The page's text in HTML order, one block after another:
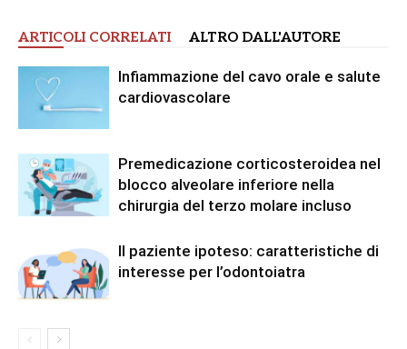
ARTICOLI CORRELATI ALTRO DALL'AUTORE
Infiammazione del cavo orale e salute
cardiovascolare
Premedicazione corticosteroidea nel
blocco alveolare inferiore nella
chirurgia del terzo molare incluso
Il paziente ipoteso: caratteristiche di
interesse per l’odontoiatra